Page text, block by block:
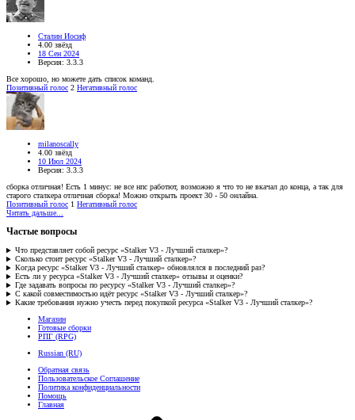
Сталин Иосиф
4.00 звёзд
18 Сен 2024
Версия: 3.3.3
Все хорошо, но можете дать список команд.
Позитивный голос 2 Негативный голос
milanoscally
4.00 звёзд
10 Июл 2024
Версия: 3.3.3
сборка отличная! Есть 1 минус: не все нпс работют, возможно я что то не вкачал до конца, а так для
старого сталкера отличная сборка! Можно открыть проект 30 - 50 онлайна.
Позитивный голос 1 Негативный голос
Читать дальше...
Частые вопросы
Что представляет собой ресурс «Stalker V3 - Лучший сталкер»?
Сколько стоит ресурс «Stalker V3 - Лучший сталкер»?
Когда ресурс «Stalker V3 - Лучший сталкер» обновлялся в последний раз?
Есть ли у ресурса «Stalker V3 - Лучший сталкер» отзывы и оценки?
Где задавать вопросы по ресурсу «Stalker V3 - Лучший сталкер»?
С какой совместимостью идёт ресурс «Stalker V3 - Лучший сталкер»?
Какие требования нужно учесть перед покупкой ресурса «Stalker V3 - Лучший сталкер»?
Магазин
Готовые сборки
РПГ (RPG)
Russian (RU)
Обратная связь
Пользовательское Соглашение
Политика конфиденциальности
Помощь
Главная